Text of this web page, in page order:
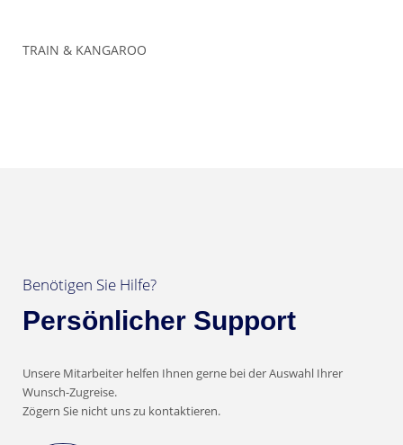
TRAIN & KANGAROO
Benötigen Sie Hilfe?
Persönlicher Support
Unsere Mitarbeiter helfen Ihnen gerne bei der Auswahl Ihrer
Wunsch-Zugreise.
Zögern Sie nicht uns zu kontaktieren.